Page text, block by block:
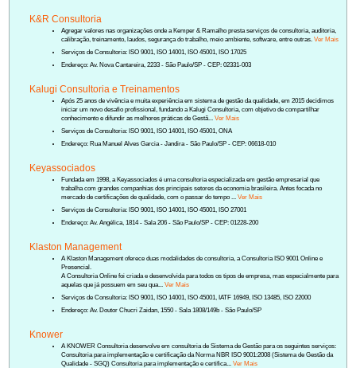
K&R Consultoria
Agregar valores nas organizações onde a Kemper & Ramalho presta serviços de consultoria, auditoria,
calibração, treinamento, laudos, segurança do trabalho, meio ambiente, software, entre outras.Ver Mais
Serviços de Consultoria: ISO 9001, ISO 14001, ISO 45001, ISO 17025
Endereço: Av. Nova Cantareira, 2233 - São Paulo/SP - CEP: 02331-003
Kalugi Consultoria e Treinamentos
Após 25 anos de vivência e muita experiência em sistema de gestão da qualidade, em 2015 decidimos
iniciar um novo desafio profissional, fundando a Kalugi Consultoria, com objetivo de compartilhar
conhecimento e difundir as melhores práticas de Gestã...Ver Mais
Serviços de Consultoria: ISO 9001, ISO 14001, ISO 45001, ONA
Endereço: Rua Manuel Alves Garcia - Jandira - São Paulo/SP - CEP: 06618-010
Keyassociados
Fundada em 1998, a Keyassociados é uma consultoria especializada em gestão empresarial que
trabalha com grandes companhias dos principais setores da economia brasileira. Antes focada no
mercado de certificações de qualidade, com o passar do tempo ...Ver Mais
Serviços de Consultoria: ISO 9001, ISO 14001, ISO 45001, ISO 27001
Endereço: Av. Angélica, 1814 - Sala 206 - São Paulo/SP - CEP: 01228-200
Klaston Management
A Klaston Management oferece duas modalidades de consultoria, a Consultoria ISO 9001 Online e
Presencial.
A Consultoria Online foi criada e desenvolvida para todos os tipos de empresa, mas especialmente para
aquelas que já possuem em seu qua...Ver Mais
Serviços de Consultoria: ISO 9001, ISO 14001, ISO 45001, IATF 16949, ISO 13485, ISO 22000
Endereço: Av. Doutor Chucri Zaidan, 1550 - Sala 1808/149b - São Paulo/SP
Knower
A KNOWER Consultoria desenvolve em consultoria de Sistema de Gestão para os seguintes serviços:
Consultoria para implementação e certificação da Norma NBR ISO 9001:2008 (Sistema de Gestão da
Qualidade - SGQ) Consultoria para implementação e certifica...Ver Mais